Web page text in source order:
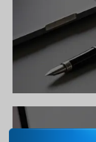
验优秀且具备市场